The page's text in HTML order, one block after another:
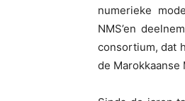
numerieke
NMS’en
consortium, dat
de